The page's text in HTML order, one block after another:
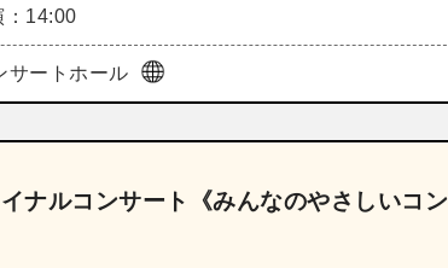
：14:00
サートホール
コンサート《みんなのやさしいコン